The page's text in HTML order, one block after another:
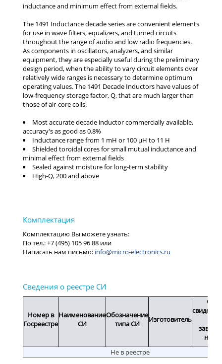
Most accurate decade inductor commercially available,
accuracy's as good as 0.8%
Inductance range from 1 mH or 100 µH to 11 H
Shielded toroidal cores for small mutual inductance and
minimal effect from external fields
Sealed against moisture for long-term stability
High-Q, 200 and above
info@micro-electronics.ru
Номер в
Госреестре
Наименование
СИ
Обозначение
типа СИ
Изготовитель
Срок
Не в реестре